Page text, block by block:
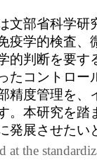
文部省科学研
疫学的検査
的判断を要す
たコントロ
精度管理を、
。本研究を踏
発展させたい
the